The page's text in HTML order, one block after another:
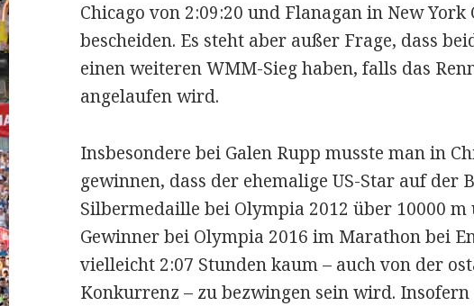
Chicago von 2:09:20 und Flanagan in New York
bescheiden. Es steht aber außer Frage, dass
einen weiteren WMM-Sieg haben, falls das
angelaufen wird.
Insbesondere bei Galen Rupp musste man in
gewinnen, dass der ehemalige US-Star auf der
Silbermedaille bei Olympia 2012 über 10000
Gewinner bei Olympia 2016 im Marathon bei
vielleicht 2:07 Stunden kaum – auch von der
Konkurrenz – zu bezwingen sein wird.